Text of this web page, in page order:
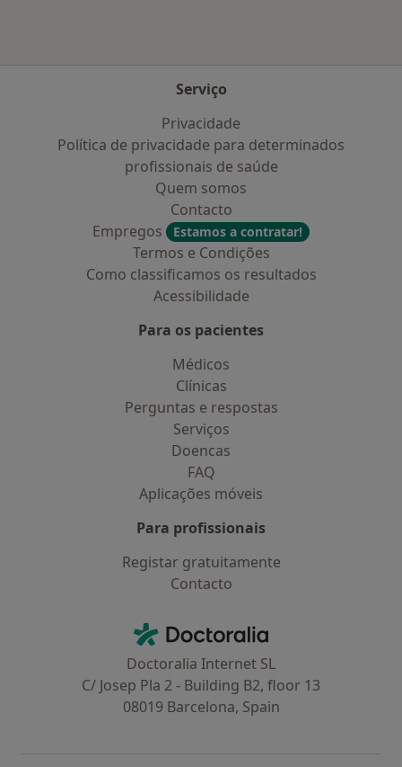
Serviço
Privacidade
Política de privacidade para determinados
profissionais de saúde
Quem somos
Contacto
Empregos
Estamos a contratar!
Termos e Condições
Como classificamos os resultados
Acessibilidade
Para os pacientes
Médicos
Clínicas
Perguntas e respostas
Serviços
Doencas
FAQ
Aplicações móveis
Para profissionais
Registar gratuitamente
Contacto
Doctoralia - Homepage
Doctoralia Internet SL
C/ Josep Pla 2 - Building B2, floor 13
08019 Barcelona, Spain